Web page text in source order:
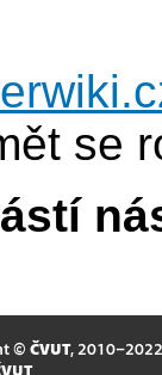
se
© ČVUT, 2010–2022